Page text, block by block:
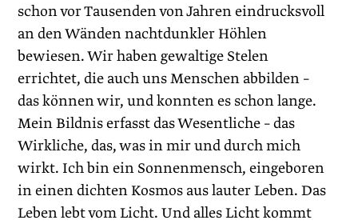
schon vor Tausenden von Jahren eindrucksvoll
an den Wänden nachtdunkler Höhlen
bewiesen. Wir haben gewaltige Stelen
errichtet, die auch uns Menschen abbilden –
das können wir, und konnten es schon lange.
Mein Bildnis erfasst das Wesentliche – das
Wirkliche, das, was in mir und durch mich
wirkt. Ich bin ein Sonnenmensch, eingeboren
in einen dichten Kosmos aus lauter Leben. Das
Leben lebt vom Licht. Und alles Licht kommt